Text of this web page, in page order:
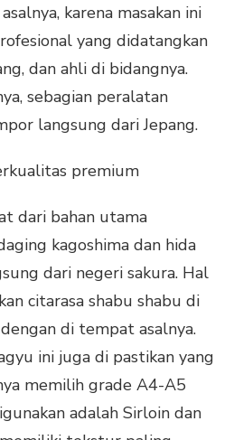
karena masakan ini
yang didatangkan
dan ahli di bidangnya.
sebagian peralatan
langsung dari Jepang.
premium
dari bahan utama
kagoshima dan hida
dari negeri sakura. Hal
citarasa shabu shabu di
di tempat asalnya.
ini juga di pastikan yang
memilih grade A4-A5
adalah Sirloin dan